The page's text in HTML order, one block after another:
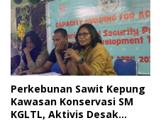
Perkebunan Sawit Kepung
Kawasan Konservasi SM
KGLTL, Aktivis Desak